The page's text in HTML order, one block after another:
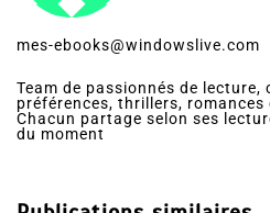
mes-ebooks@windowslive.com
Team de passionnés de lecture,
préférences, thrillers,
Chacun partage selon ses
du moment